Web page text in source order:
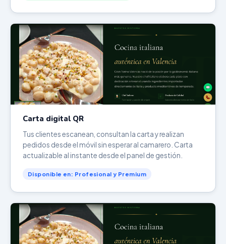
Carta digital QR
Tus clientes escanean, consultan la carta y realizan
pedidos desde el móvil sin esperar al camarero. Carta
actualizable al instante desde el panel de gestión.
Disponible en: Profesional y Premium